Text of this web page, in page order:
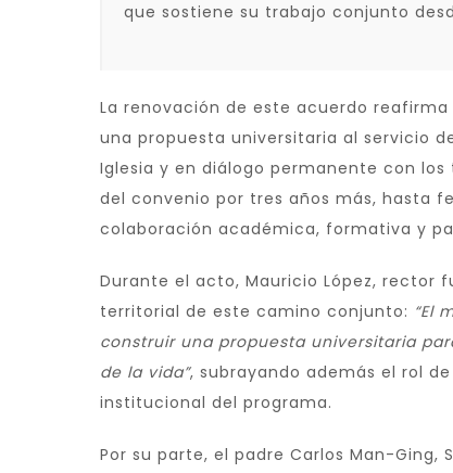
que sostiene su trabajo conjunto
La renovación de este acuerdo
una propuesta universitaria al servicio
Iglesia y en diálogo permanente con
del convenio por tres años más, hasta
colaboración académica, formativa y
Durante el acto, Mauricio López, rector
territorial de este camino conjunto: “El
construir una propuesta universitaria
de la vida”, subrayando además el rol
institucional del programa.
Por su parte, el padre Carlos Man-Ging,